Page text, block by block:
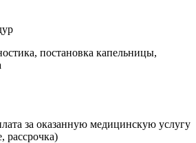
постановка капельницы,
за оказанную медицинскую услугу
рассрочка)